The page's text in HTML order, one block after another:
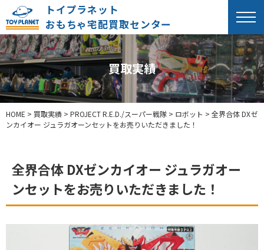
トイプラネット
おもちゃ宅配買取センター
買取実績
HOME > 買取実績 > PROJECT R.E.D./スーパー戦隊 > ロボット > 全界合体 DXゼ
ンカイオー ジュラガオーンセットをお売りいただきました！
全界合体 DXゼンカイオー ジュラガオー
ンセットをお売りいただきました！